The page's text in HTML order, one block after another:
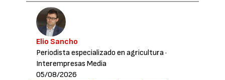
Elio Sancho
Periodista especializado en agricultura·
Interempresas Media
05/08/2026